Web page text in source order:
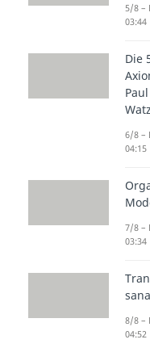
Mit
dieser
5/8 –
03:44
Die
Paul
6/8 –
04:15
7/8 –
03:34
8/8 –
04:52